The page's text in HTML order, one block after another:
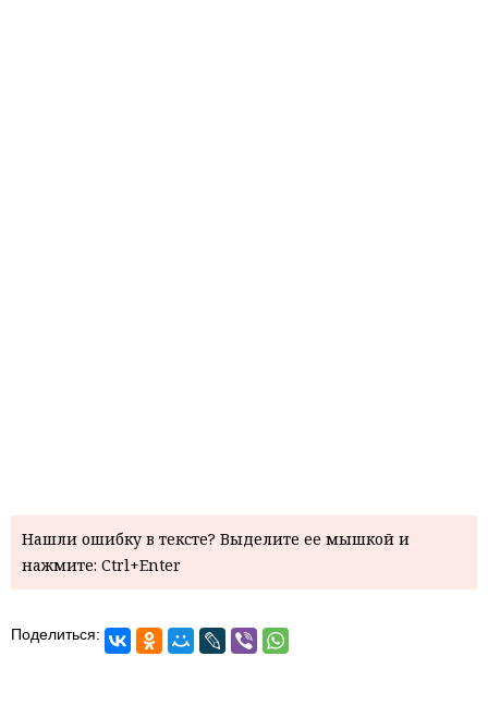
Нашли ошибку в тексте? Выделите ее мышкой и
нажмите: Ctrl+Enter
Поделиться: